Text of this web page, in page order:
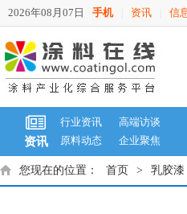
2026年08月07日 手机 资讯 信
资讯
行业资讯
高端访谈
原料动态
企业聚焦
您现在的位置： 首页 > 乳胶漆